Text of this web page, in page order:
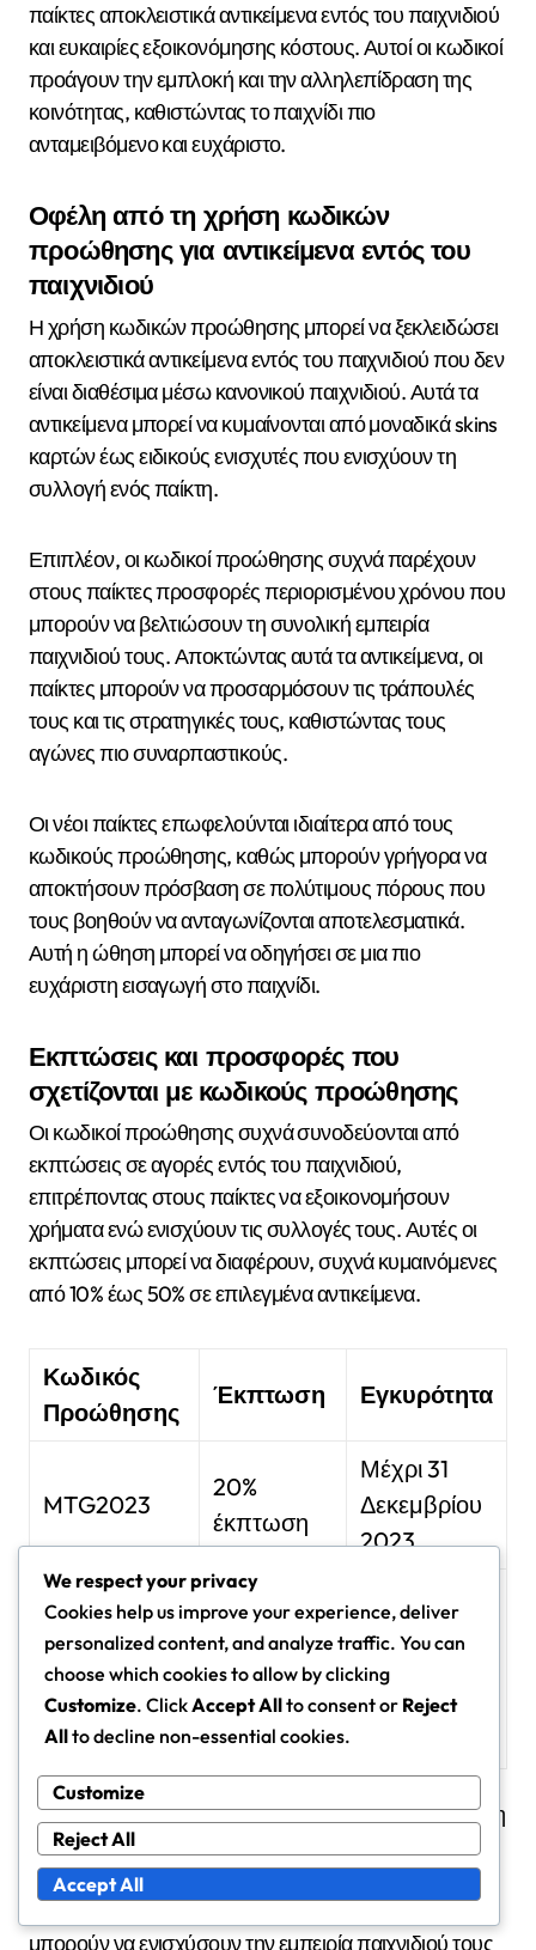
παίκτες αποκλειστικά αντικείμενα εντός του παιχνιδιού
και ευκαιρίες εξοικονόμησης κόστους. Αυτοί οι κωδικοί
προάγουν την εμπλοκή και την αλληλεπίδραση της
κοινότητας, καθιστώντας το παιχνίδι πιο
ανταμειβόμενο και ευχάριστο.
Οφέλη από τη χρήση κωδικών
προώθησης για αντικείμενα εντός του
παιχνιδιού
Η χρήση κωδικών προώθησης μπορεί να ξεκλειδώσει
αποκλειστικά αντικείμενα εντός του παιχνιδιού που δεν
είναι διαθέσιμα μέσω κανονικού παιχνιδιού. Αυτά τα
αντικείμενα μπορεί να κυμαίνονται από μοναδικά skins
καρτών έως ειδικούς ενισχυτές που ενισχύουν τη
συλλογή ενός παίκτη.
Επιπλέον, οι κωδικοί προώθησης συχνά παρέχουν
στους παίκτες προσφορές περιορισμένου χρόνου που
μπορούν να βελτιώσουν τη συνολική εμπειρία
παιχνιδιού τους. Αποκτώντας αυτά τα αντικείμενα, οι
παίκτες μπορούν να προσαρμόσουν τις τράπουλές
τους και τις στρατηγικές τους, καθιστώντας τους
αγώνες πιο συναρπαστικούς.
Οι νέοι παίκτες επωφελούνται ιδιαίτερα από τους
κωδικούς προώθησης, καθώς μπορούν γρήγορα να
αποκτήσουν πρόσβαση σε πολύτιμους πόρους που
τους βοηθούν να ανταγωνίζονται αποτελεσματικά.
Αυτή η ώθηση μπορεί να οδηγήσει σε μια πιο
ευχάριστη εισαγωγή στο παιχνίδι.
Εκπτώσεις και προσφορές που
σχετίζονται με κωδικούς προώθησης
Οι κωδικοί προώθησης συχνά συνοδεύονται από
εκπτώσεις σε αγορές εντός του παιχνιδιού,
επιτρέποντας στους παίκτες να εξοικονομήσουν
χρήματα ενώ ενισχύουν τις συλλογές τους. Αυτές οι
εκπτώσεις μπορεί να διαφέρουν, συχνά κυμαινόμενες
από 10% έως 50% σε επιλεγμένα αντικείμενα.
Κωδικός
Προώθησης
Έκπτωση Εγκυρότητα
MTG2023
20%
έκπτωση
Μέχρι 31
Δεκεμβρίου
2023
NEWPLAYER
50%
έκπτωση
στην
πρώτη
αγορά
Μέχρι 15
Ιανουαρίου
2024
Αυτές οι προσφορές όχι μόνο παρέχουν εξοικονόμηση
κόστους αλλά και ενθαρρύνουν τους παίκτες να
κάνουν αγορές που μπορεί να είχαν καθυστερήσει.
μπορούν να ενισχύσουν την εμπειρία παιχνιδιού τους
We respect your privacy
Cookies help us improve your experience, deliver
personalized content, and analyze traffic. You can
choose which cookies to allow by clicking
Customize. ClickAccept Allto consent or Reject
Allto decline non-essential cookies.
Customize
Reject All
Accept All